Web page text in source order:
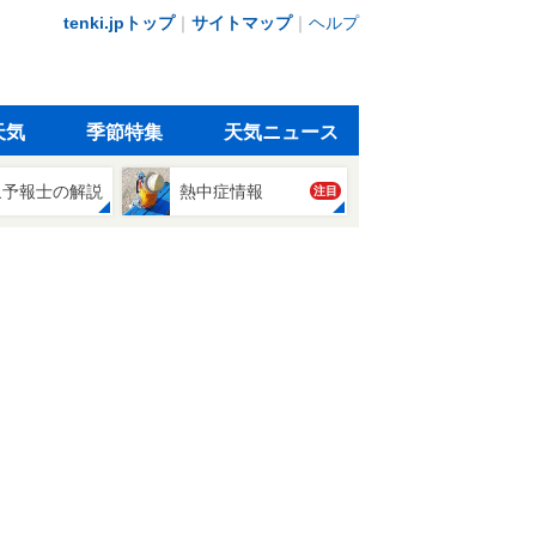
tenki.jpトップ｜ サイトマップ｜ ヘルプ
気 季節特集 天気ニュース
報士の解説 熱中症情報 注目